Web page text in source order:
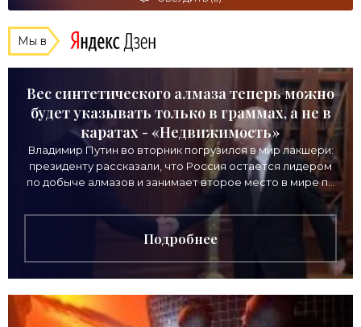
Мы в
Вес синтетического алмаза теперь можно
будет указывать только в граммах, а не в
каратах - «Недвижимость»
Владимир Путин во вторник погрузился в мир лакшери:
президенту рассказали, что Россия остается лидером
по добыче алмазов и занимает второе место в мире по
Подробнее